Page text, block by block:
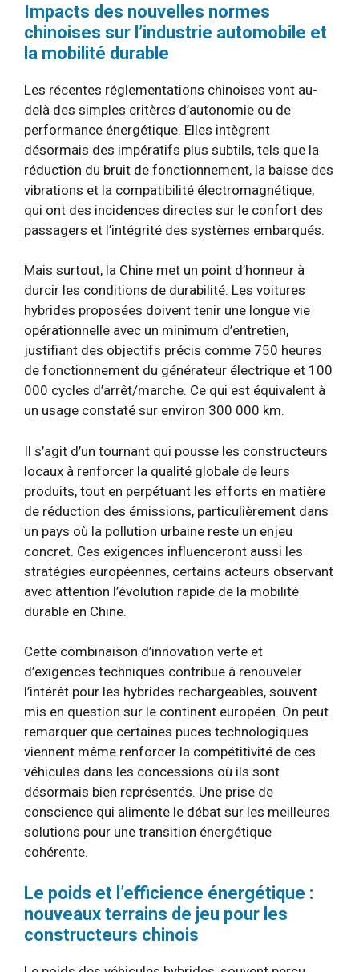
Impacts des nouvelles normes
chinoises sur l’industrie automobile et
la mobilité durable
Les récentes réglementations chinoises vont au-
delà des simples critères d’autonomie ou de
performance énergétique. Elles intègrent
désormais des impératifs plus subtils, tels que la
réduction du bruit de fonctionnement, la baisse des
vibrations et la compatibilité électromagnétique,
qui ont des incidences directes sur le confort des
passagers et l’intégrité des systèmes embarqués.
Mais surtout, la Chine met un point d’honneur à
durcir les conditions de durabilité. Les voitures
hybrides proposées doivent tenir une longue vie
opérationnelle avec un minimum d’entretien,
justifiant des objectifs précis comme 750 heures
de fonctionnement du générateur électrique et 100
000 cycles d’arrêt/marche. Ce qui est équivalent à
un usage constaté sur environ 300 000 km.
Il s’agit d’un tournant qui pousse les constructeurs
locaux à renforcer la qualité globale de leurs
produits, tout en perpétuant les efforts en matière
de réduction des émissions, particulièrement dans
un pays où la pollution urbaine reste un enjeu
concret. Ces exigences influenceront aussi les
stratégies européennes, certains acteurs observant
avec attention l’évolution rapide de la mobilité
durable en Chine.
Cette combinaison d’innovation verte et
d’exigences techniques contribue à renouveler
l’intérêt pour les hybrides rechargeables, souvent
mis en question sur le continent européen. On peut
remarquer que certaines puces technologiques
viennent même renforcer la compétitivité de ces
véhicules dans les concessions où ils sont
désormais bien représentés. Une prise de
conscience qui alimente le débat sur les meilleures
solutions pour une transition énergétique
cohérente.
Le poids et l’efficience énergétique :
nouveaux terrains de jeu pour les
constructeurs chinois